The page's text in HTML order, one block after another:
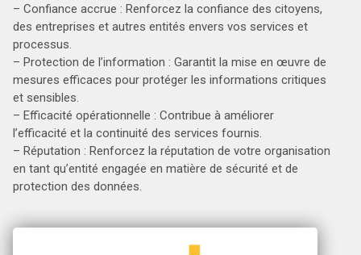
– Confiance accrue : Renforcez la confiance des citoyens,
des entreprises et autres entités envers vos services et
processus.
– Protection de l’information : Garantit la mise en œuvre de
mesures efficaces pour protéger les informations critiques
et sensibles.
– Efficacité opérationnelle : Contribue à améliorer
l’efficacité et la continuité des services fournis.
– Réputation : Renforcez la réputation de votre organisation
en tant qu’entité engagée en matière de sécurité et de
protection des données.